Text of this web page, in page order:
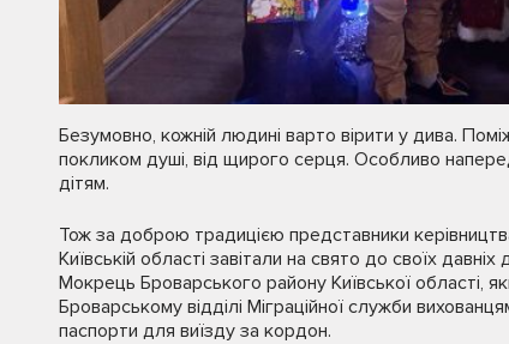
Безумовно, кожній людині варто вірити у дива.
покликом душі, від щирого серця. Особливо
дітям.
Тож за доброю традицією представники
Київській області завітали на свято до своїх
Мокрець Броварського району Київської області,
Броварському відділі Міграційної служби
паспорти для виїзду за кордон.